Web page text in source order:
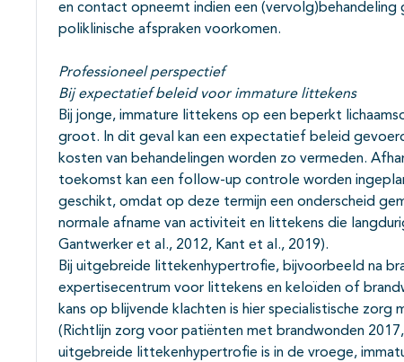
en contact opneemt indien een
poliklinische afspraken voorkomen.
Professioneel perspectief
Bij expectatief beleid voor immature littekens
Bij jonge, immature littekens op een beperkt
groot. In dit geval kan een expectatief beleid
kosten van behandelingen worden zo vermeden.
toekomst kan een follow-up controle worden
geschikt, omdat op deze termijn een onderscheid
normale afname van activiteit en littekens die
Gantwerker et al., 2012, Kant et al., 2019).
Bij uitgebreide littekenhypertrofie, bijvoorbeeld na
expertisecentrum voor littekens en keloïden of
kans op blijvende klachten is hier specialistische
(Richtlijn zorg voor patiënten met brandwonden
uitgebreide littekenhypertrofie is in de vroege,